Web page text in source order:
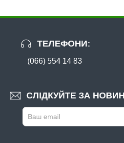
Гачок Fanatik
ТЕЛЕФОНИ:
(066) 554 14 83
СЛІДКУЙТЕ ЗА